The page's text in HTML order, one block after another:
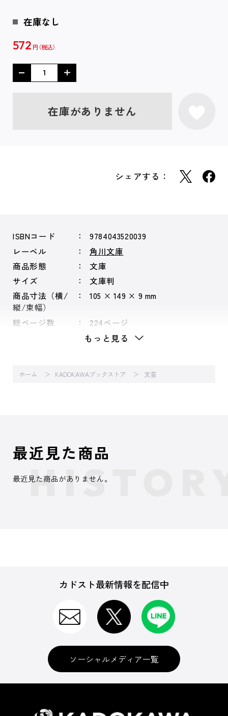
在庫なし
572 円
在庫がありません
シェアする：
ISBNコード
9784043520039
レーベル
角川文庫
商品形態
文庫
サイズ
文庫判
商品寸法（横/
縦/束幅）
105 × 149 × 9 mm
総ページ数 224ページ
もっと見る
ホーム KADOKAWAブックストア 文芸
最近見た商品
最近見た商品がありません。
カドスト最新情報を配信中
ソーシャルメディア一覧